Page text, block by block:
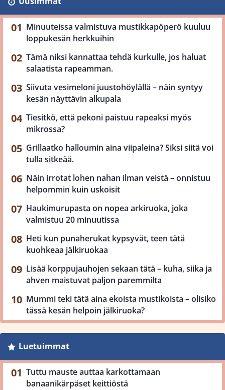
Minuuteissa valmistuva mustikkapöperö kuuluu
loppukesän herkkuihin
Tämä niksi kannattaa tehdä kurkulle, jos haluat
salaatista rapeamman.
Siivuta vesimeloni juustohöylällä – näin syntyy
kesän näyttävin alkupala
Tiesitkö, että pekoni paistuu rapeaksi myös
mikrossa?
Grillaatko halloumin aina viipaleina? Siksi siitä voi
tulla sitkeää.
Näin irrotat lohen nahan ilman veistä – onnistuu
helpommin kuin uskoisit
Haukimurupasta on nopea arkiruoka, joka
valmistuu 20 minuutissa
Heti kun punaherukat kypsyvät, teen tätä
kuohkeaa jälkiruokaa
Lisää korppujauhojen sekaan tätä – kuha, siika ja
ahven maistuvat paljon paremmilta
Mummi teki tätä aina ekoista mustikoista – olisiko
tässä kesän helpoin jälkiruoka?
Luetuimmat
Tuttu mauste auttaa karkottamaan
banaanikärpäset keittiöstä